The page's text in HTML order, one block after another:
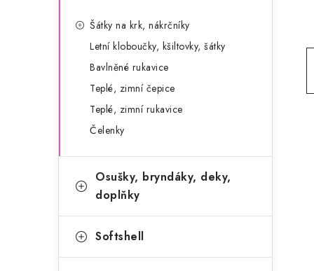
e
Šátky na krk, nákrčníky
Letní kloboučky, kšiltovky, šátky
Bavlněné rukavice
Teplé, zimní čepice
Teplé, zimní rukavice
Čelenky
Osušky, bryndáky, deky,
doplňky
Softshell